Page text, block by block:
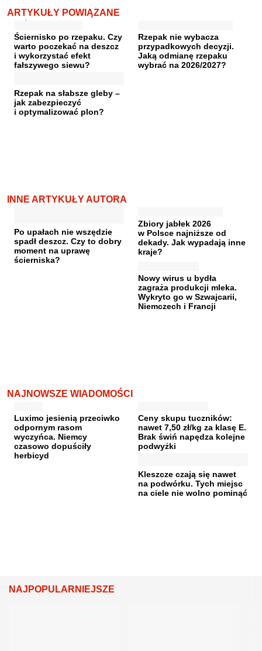
ARTYKUŁY POWIĄZANE
Ściernisko po rzepaku. Czy
warto poczekać na deszcz
i wykorzystać efekt
fałszywego siewu?
Rzepak nie wybacza
przypadkowych decyzji.
Jaką odmianę rzepaku
wybrać na 2026/2027?
Rzepak na słabsze gleby –
jak zabezpieczyć
i optymalizować plon?
INNE ARTYKUŁY AUTORA
Po upałach nie wszędzie
spadł deszcz. Czy to dobry
moment na uprawę
ścierniska?
Zbiory jabłek 2026
w Polsce najniższe od
dekady. Jak wypadają inne
kraje?
Nowy wirus u bydła
zagraża produkcji mleka.
Wykryto go w Szwajcarii,
Niemczech i Francji
NAJNOWSZE WIADOMOŚCI
Luximo jesienią przeciwko
odpornym rasom
wyczyńca. Niemcy
czasowo dopuściły
herbicyd
Ceny skupu tuczników:
nawet 7,50 zł/kg za klasę E.
Brak świń napędza kolejne
podwyżki
Kleszcze czają się nawet
na podwórku. Tych miejsc
na ciele nie wolno pominąć
NAJPOPULARNIEJSZE